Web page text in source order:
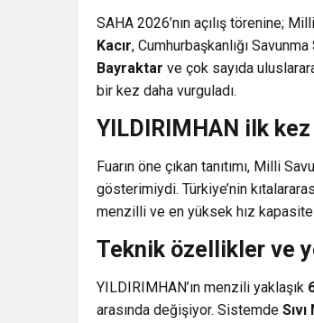
SAHA 2026’nın açılış törenine;
Kacır, Cumhurbaşkanlığı
Bayraktar ve çok sayıda
bir kez daha vurguladı.
YILDIRIMHAN ilk
Fuarın öne çıkan tanıtımı, Milli
gösterimiydi. Türkiye’nin
menzilli ve en yüksek hız
Teknik özellikler ve
YILDIRIMHAN’ın menzili yaklaşık
arasında değişiyor. Sistemde